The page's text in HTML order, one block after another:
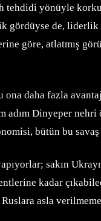
yönüyle
gördüyse de,
göre, atlatmış
daha fazla
adım Dinyeper
bütün bu
sakın
kadar
asla